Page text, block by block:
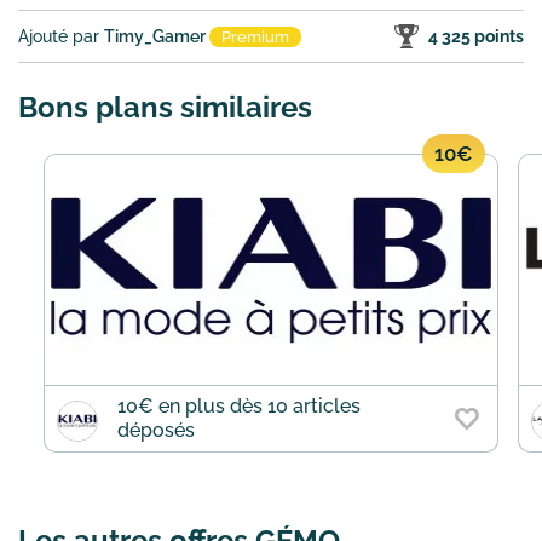
Ajouté par Timy_Gamer Premium 4 325 points
Bons plans similaires
10€
10€ en plus dès 10 articles
déposés